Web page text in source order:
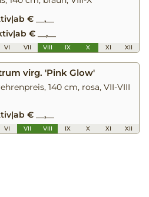
|ab € __,__
|ab € __,__
VI VII VIII IX X XI XII
virg. 'Pink Glow'
140 cm, rosa, VII-VIII
|ab € __,__
VI VII VIII IX X XI XII